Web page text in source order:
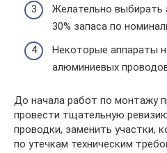
Желательно
30% запаса по
Некоторые аппараты
алюминиевых
До начала работ по монтажу
провести тщательную
проводки, заменить участки,
по утечкам техническим